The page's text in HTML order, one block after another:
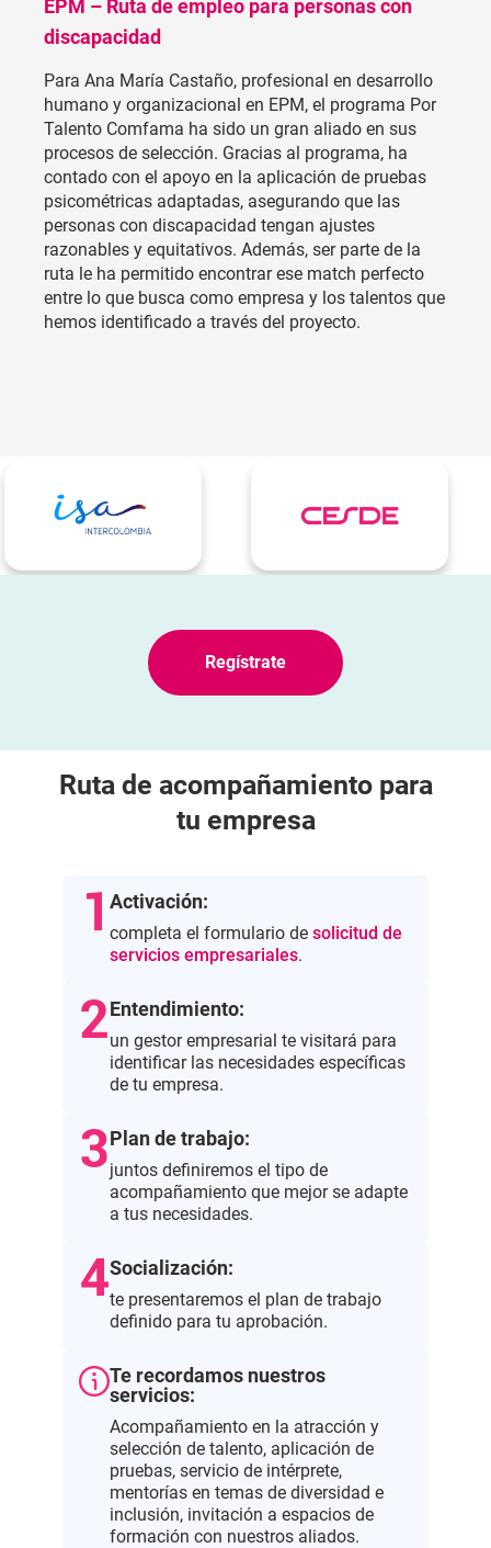
EPM – Ruta de empleo para personas con
discapacidad
Para Ana María Castaño, profesional en desarrollo
humano y organizacional en EPM, el programa Por
Talento Comfama ha sido un gran aliado en sus
procesos de selección. Gracias al programa, ha
contado con el apoyo en la aplicación de pruebas
psicométricas adaptadas, asegurando que las
personas con discapacidad tengan ajustes
razonables y equitativos. Además, ser parte de la
ruta le ha permitido encontrar ese match perfecto
entre lo que busca como empresa y los talentos que
hemos identificado a través del proyecto.
Regístrate
Ruta de acompañamiento para
tu empresa
Activación:
completa el formulario de solicitud de
servicios empresariales.
Entendimiento:
un gestor empresarial te visitará para
identificar las necesidades específicas
de tu empresa.
Plan de trabajo:
juntos definiremos el tipo de
acompañamiento que mejor se adapte
a tus necesidades.
Socialización:
te presentaremos el plan de trabajo
definido para tu aprobación.
Te recordamos nuestros
servicios:
Acompañamiento en la atracción y
selección de talento, aplicación de
pruebas, servicio de intérprete,
mentorías en temas de diversidad e
inclusión, invitación a espacios de
formación con nuestros aliados.